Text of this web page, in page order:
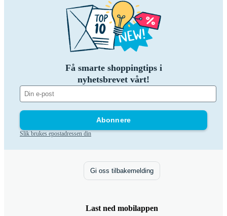
Få smarte shoppingtips i
nyhetsbrevet vårt!
Abonnere
Slik brukes epostadressen din
Gi oss tilbakemelding
Last ned mobilappen